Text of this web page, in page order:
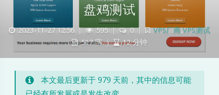
盘鸡测试
2023-11-27 12:56 | 595 | 0 | VPS厂商,VPS测试
517 字 | 12 分钟
本文最后更新于 979 天前，其中的信息可能